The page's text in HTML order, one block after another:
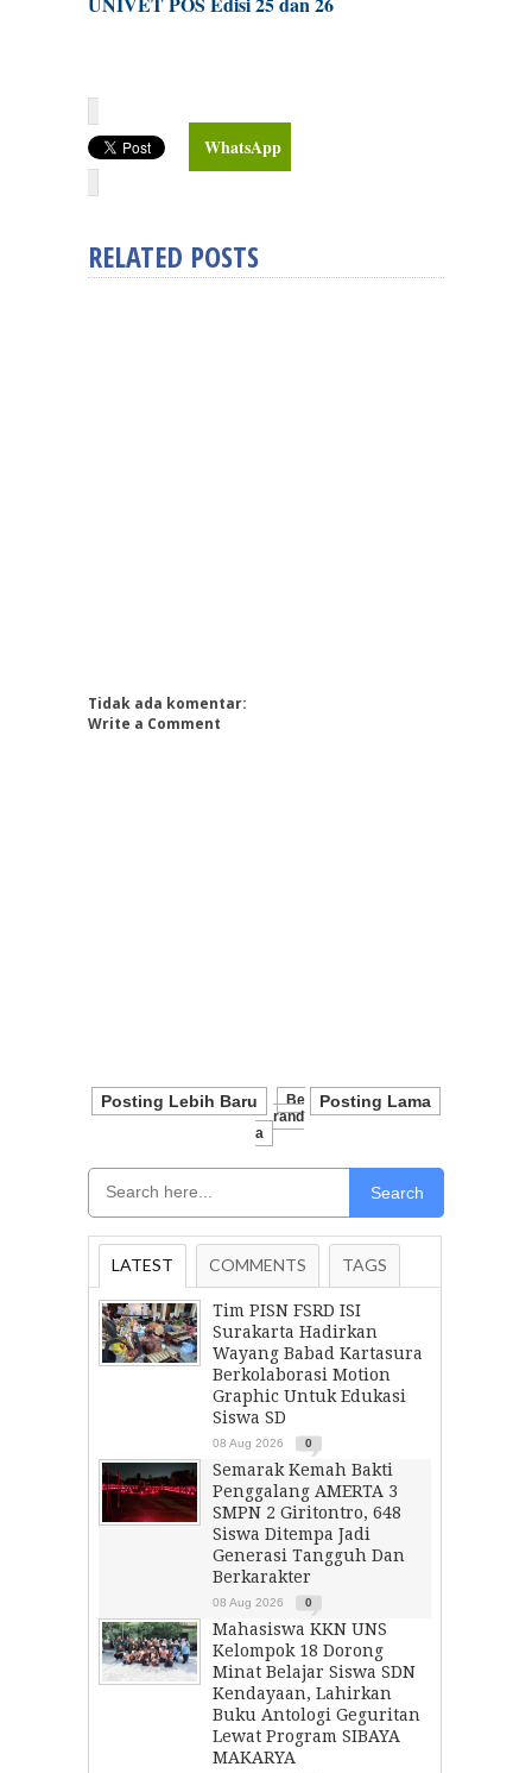
WhatsApp
RELATED POSTS
Tidak ada komentar:
Write a Comment
Posting Lebih Baru Posting Lama
Be
Rand
A
Search
LATEST COMMENTS TAGS
Tim PISN FSRD ISI
Surakarta Hadirkan
Wayang Babad Kartasura
Berkolaborasi Motion
Graphic Untuk Edukasi
Siswa SD
08 Aug 2026 0
Semarak Kemah Bakti
Penggalang AMERTA 3
SMPN 2 Giritontro, 648
Siswa Ditempa Jadi
Generasi Tangguh Dan
Berkarakter
08 Aug 2026 0
Mahasiswa KKN UNS
Kelompok 18 Dorong
Minat Belajar Siswa SDN
Kendayaan, Lahirkan
Buku Antologi Geguritan
Lewat Program SIBAYA
MAKARYA